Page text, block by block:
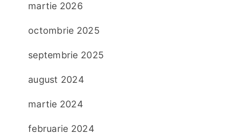
martie 2026
octombrie 2025
septembrie 2025
august 2024
martie 2024
februarie 2024